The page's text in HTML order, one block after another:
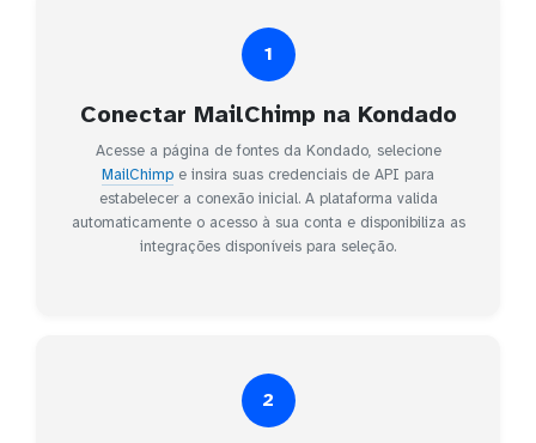
1
Conectar MailChimp na Kondado
Acesse a página de fontes da Kondado, selecione
MailChimp e insira suas credenciais de API para
estabelecer a conexão inicial. A plataforma valida
automaticamente o acesso à sua conta e disponibiliza as
integrações disponíveis para seleção.
2